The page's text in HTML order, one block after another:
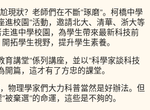
現狀？老師們在不斷"琢磨"。柯橋中學
進校園"活動，邀請北大、清華、浙大等
進中學校園，為學生帶來最新科技前
拓學生視野，提升學生素養。
育講堂"係列講座，並以"科學家談科技
篇，這才有了方忠的課堂。
物理學家們大力科普當然是好辦法。但
棄選"的命運，這些是不夠的。